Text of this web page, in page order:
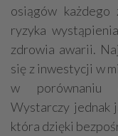
osiągów każdego
ryzyka
zdrowia awarii.
się z inwestycji w
w porównaniu
Wystarczy jednak
która dzięki